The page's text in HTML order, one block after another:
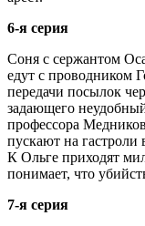
6-я серия
Соня с сержантом
едут с проводником
передачи посылок
задающего
профессора
пускают на гастроли
К Ольге приходят
понимает, что
7-я серия